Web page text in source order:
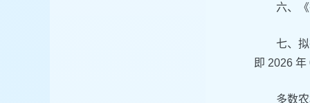
六、
七、
即 2026
多数